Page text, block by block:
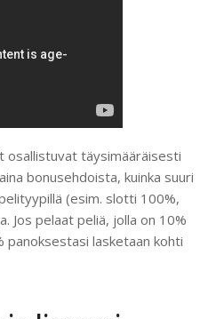
osallistuvat täysimääräisesti
bonusehdoista, kuinka suuri
(esim. slotti 100%,
Jos pelaat peliä, jolla on 10%
panoksestasi lasketaan kohti